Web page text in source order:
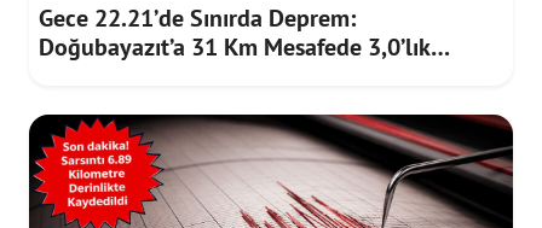
Gece 22.21’de Sınırda Deprem:
Doğubayazıt’a 31 Km Mesafede 3,0’lık